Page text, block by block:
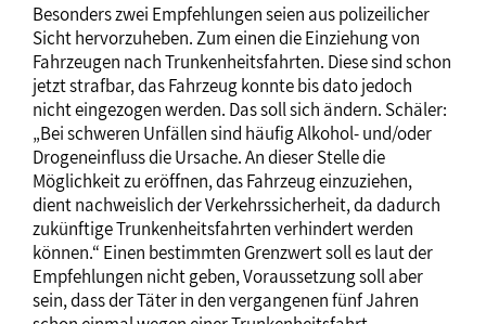
Besonders zwei Empfehlungen seien aus polizeilicher
Sicht hervorzuheben. Zum einen die Einziehung von
Fahrzeugen nach Trunkenheitsfahrten. Diese sind schon
jetzt strafbar, das Fahrzeug konnte bis dato jedoch
nicht eingezogen werden. Das soll sich ändern. Schäler:
„Bei schweren Unfällen sind häufig Alkohol- und/oder
Drogeneinfluss die Ursache. An dieser Stelle die
Möglichkeit zu eröffnen, das Fahrzeug einzuziehen,
dient nachweislich der Verkehrssicherheit, da dadurch
zukünftige Trunkenheitsfahrten verhindert werden
können.“ Einen bestimmten Grenzwert soll es laut der
Empfehlungen nicht geben, Voraussetzung soll aber
sein, dass der Täter in den vergangenen fünf Jahren